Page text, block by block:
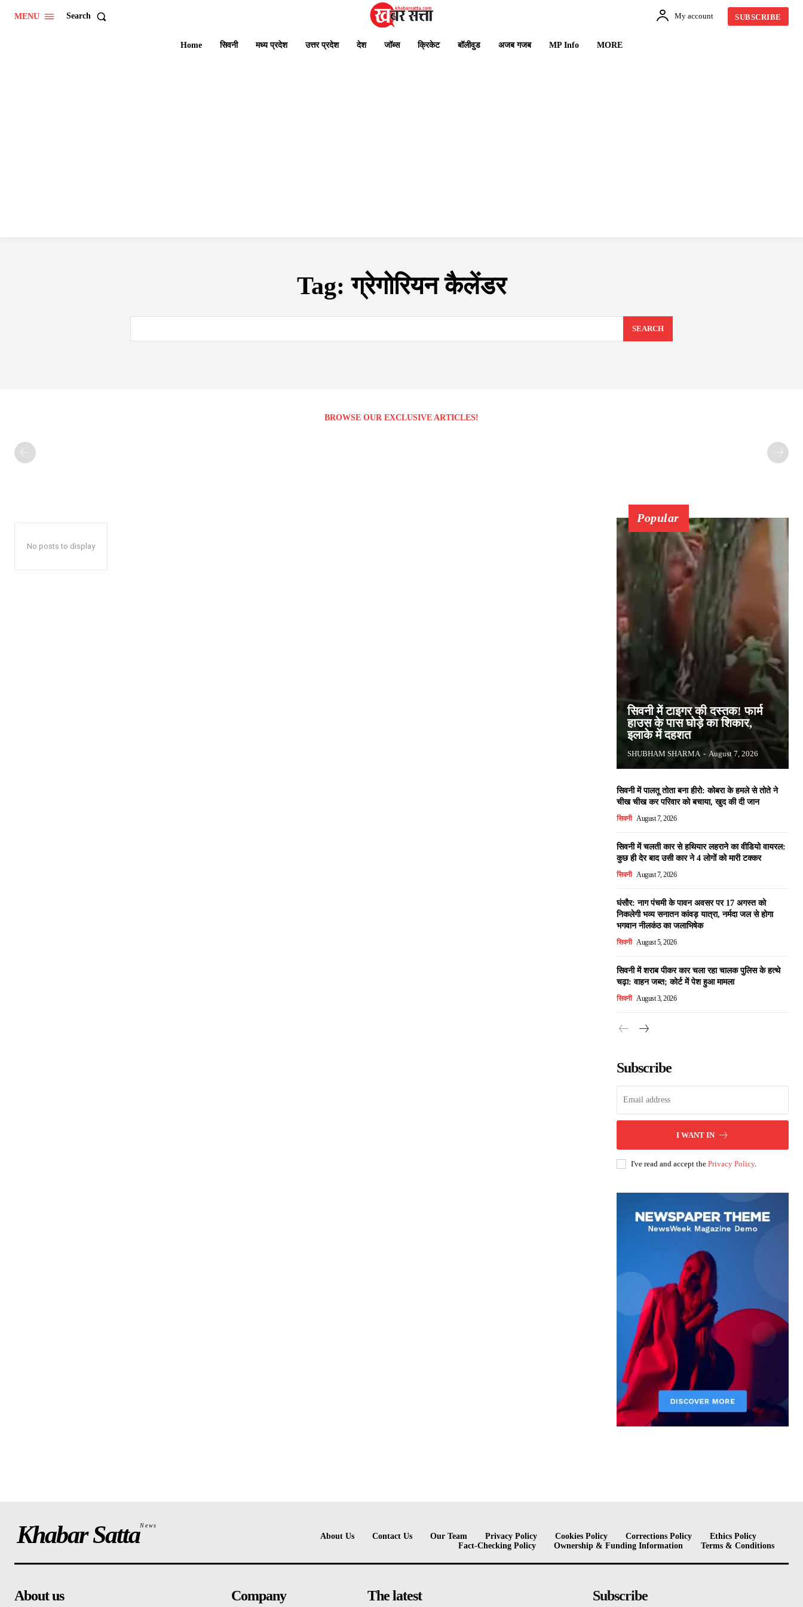
MENU Search My account SUBSCRIBE
Home सिवनी मध्य प्रदेश उत्तर प्रदेश देश जॉब्स क्रिकेट बॉलीवुड अजब गजब MP Info MORE
Tag:ग्रेगोरियन कैलेंडर
SEARCH
BROWSE OUR EXCLUSIVE ARTICLES!
No posts to display
Popular
सिवनी में टाइगर की दस्तक! फार्म
हाउस के पास घोड़े का शिकार,
इलाके में दहशत
SHUBHAM SHARMA - August 7, 2026
सिवनी में पालतू तोता बना हीरो: कोबरा के हमले से तोते ने
चीख चीख कर परिवार को बचाया, खुद की दी जान
सिवनी August 7, 2026
सिवनी में चलती कार से हथियार लहराने का वीडियो वायरल:
कुछ ही देर बाद उसी कार ने 4 लोगों को मारी टक्कर
सिवनी August 7, 2026
घंसौर: नाग पंचमी के पावन अवसर पर 17 अगस्त को
निकलेगी भव्य सनातन कांवड़ यात्रा, नर्मदा जल से होगा
भगवान नीलकंठ का जलाभिषेक
सिवनी August 5, 2026
सिवनी में शराब पीकर कार चला रहा चालक पुलिस के हत्थे
चढ़ा: वाहन जब्त; कोर्ट में पेश हुआ मामला
सिवनी August 3, 2026
Subscribe
I WANT IN
I've read and accept the Privacy Policy.
Khabar SattaNews
About Us Contact Us Our Team Privacy Policy Cookies Policy Corrections Policy
Ethics Policy
Fact-Checking Policy
Ownership & Funding Information Terms & Conditions
About us Company The latest Subscribe